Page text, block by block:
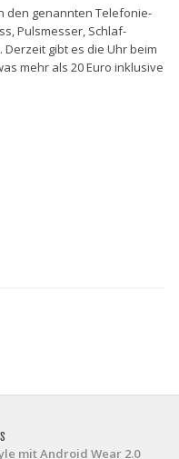
den genannten Telefonie-
Pulsmesser, Schlaf-
gibt es die Uhr beim
mehr als 20 Euro inklusive
mit Android Wear 2.0